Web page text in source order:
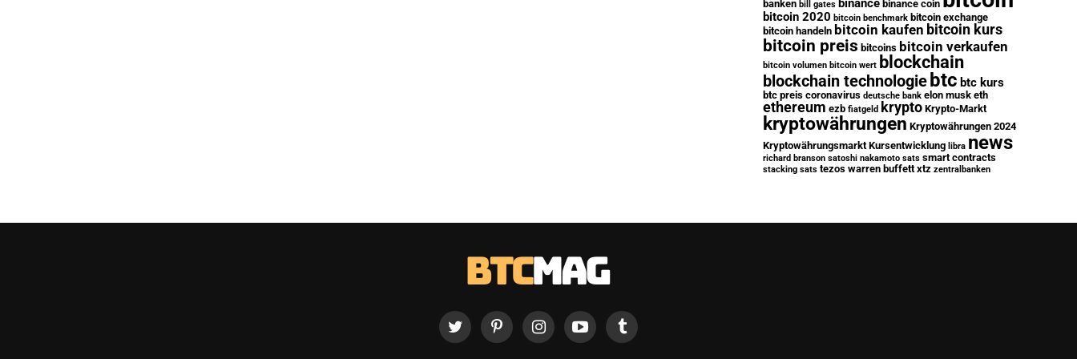
banken bill gates binance binance coin
bitcoin 2020 bitcoin benchmark bitcoin exchange
bitcoin handeln bitcoin kaufen bitcoin kurs
bitcoin preis bitcoins bitcoin verkaufen
bitcoin volumen bitcoin wert blockchain
blockchain technologie btc btc kurs
btc preis coronavirus deutsche bank elon musk eth
ethereum ezb fiatgeld krypto Krypto-Markt
kryptowährungen Kryptowährungen 2024
Kryptowährungsmarkt Kursentwicklung libra news
richard branson satoshi nakamoto sats smart contracts
stacking sats tezos warren buffett xtz zentralbanken